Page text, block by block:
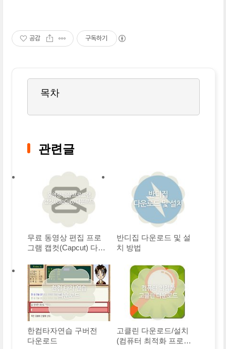
공감 구독하기
목차
관련글
무료 동영상 편집 프로
그램 캡컷(Capcut) 다운
반디집 다운로드 및 설
치 방법
한컴타자연습 구버전
다운로드
고클린 다운로드/설치
(컴퓨터 최적화 프로그